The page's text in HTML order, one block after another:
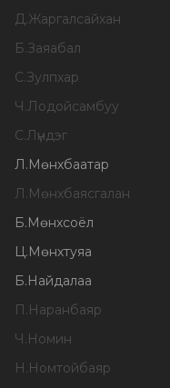
Д.Жаргалсайхан
Б.Заяабал
С.Зулпхар
Ч.Лодойсамбуу
С.Лүндэг
Л.Мөнхбаатар
Л.Мөнхбаясгалан
Б.Мөнхсоёл
Ц.Мөнхтуяа
Б.Найдалаа
П.Наранбаяр
Ч.Номин
Н.Номтойбаяр